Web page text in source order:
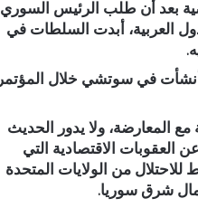
العشر الماضية بعد أن طلب الرئيس السوري
العربية، أبدت السلطات في
أنشأت في سوتشي خلال المؤتمر
المعارضة، ولا يدور الحديث
العقوبات الاقتصادية التي
من الولايات المتحدة
شرق سوريا.